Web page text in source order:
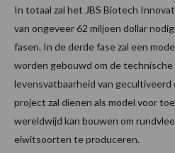
In totaal zal het JBS Biotech
van ongeveer 62 miljoen dollar
fasen. In de derde fase zal een
worden gebouwd om de
levensvatbaarheid van
project zal dienen als model voor
wereldwijd kan bouwen om
eiwitsoorten te produceren.